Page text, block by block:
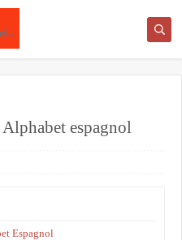
espagnol
Espagnol